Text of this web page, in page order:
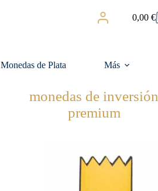
Carro
0,00 €
Monedas de Plata Más
monedas de inversión
premium